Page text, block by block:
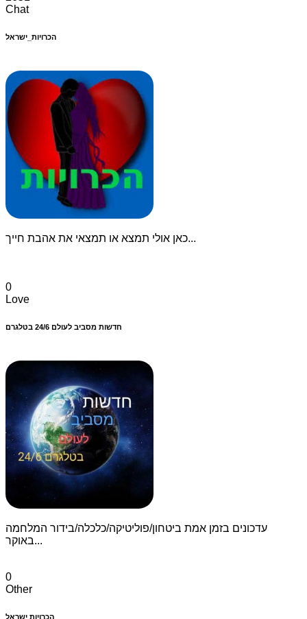
Chat
הכרויות_ישראל
כאן אולי תמצא או תמצאי את אהבת חייך...
0
Love
חדשות מסביב לעולם 24/6 בטלגרם
עדכונים בזמן אמת ביטחון/פוליטיקה/כלכלה/בידור המלחמה
באוקר...
0
Other
הכרויות ישראל